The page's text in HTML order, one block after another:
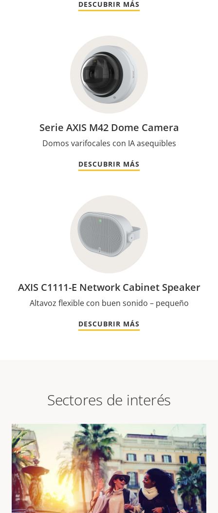
DESCUBRIR MÁS
Serie AXIS M42 Dome Camera
Domos varifocales con IA asequibles
DESCUBRIR MÁS
AXIS C1111-E Network Cabinet Speaker
Altavoz flexible con buen sonido – pequeño
DESCUBRIR MÁS
Sectores de interés